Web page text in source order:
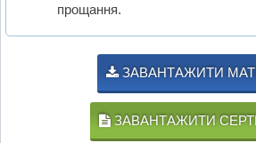
прощання.
ЗАВАНТАЖИТИ
ЗАВАНТАЖИТИ